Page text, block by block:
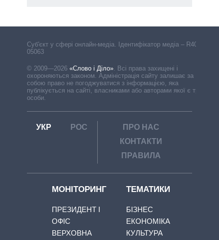
Cуб'єкт у сфері онлайн-медіа. Ідентифікатор медіа – R40-
05063
© 2009—2026 «Слово і Діло». Всі права захищені і
охороняються законом. Адміністрація сайту залишає за
собою право не погоджуватися з інформацією, яка
публікується на сайті, власниками або авторами якої є треті
особи.
УКР РОС
ПРО НАС
КОНТАКТИ
ПРАВИЛА
МОНІТОРИНГ
ПРЕЗИДЕНТ І
ОФІС
ВЕРХОВНА
ТЕМАТИКИ
БІЗНЕС
ЕКОНОМІКА
КУЛЬТУРА